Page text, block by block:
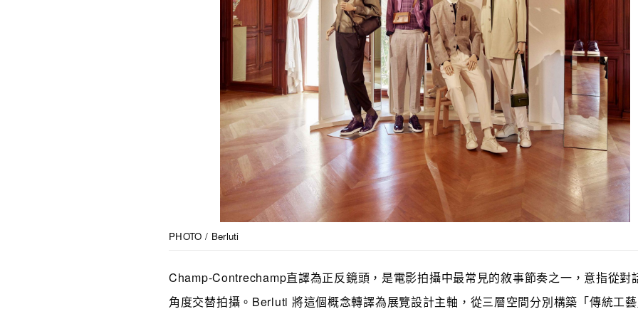
PHOTO / Berluti
Champ‑Contrechamp直譯為正反鏡頭，是電影拍攝中最常見的敘事節奏之一，意指從對
角度交替拍攝。Berluti 將這個概念轉譯為展覽設計主軸，從三層空間分別構築「傳統工藝